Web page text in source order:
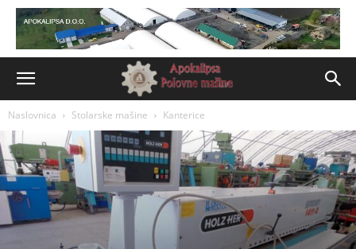
Naslovnica Stolarske mašine Kanterice